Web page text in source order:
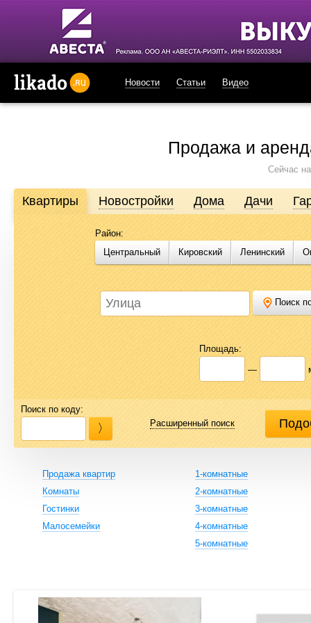
Новости Статьи Видео
Продажа и
Сейчас
Продажа и аренда недвижимости в Омске
Likado.ru – сайт актуальных и достоверных объявлений по
или купить квартиру, найти землю под строительство,
Likado.ru, чтобы сэкономить время и силы в поисках нужного
Квартиры Новостройки Дома Дачи
Район:
Центральный
Кировский Ленинский
Поиск
Площадь:
—
Поиск по коду:
Расширенный поиск
Продажа квартир
Комнаты
Гостинки
Малосемейки
1-комнатные
2-комнатные
3-комнатные
4-комнатные
5-комнатные